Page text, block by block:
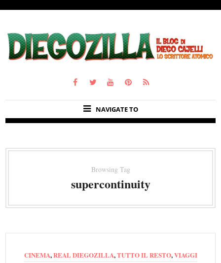
NAVIGATE TO
Browsing Tag
supercontinuity
CINEMA,REAL DIEGOZILLA,TUTTO IL RESTO,VIAGGI